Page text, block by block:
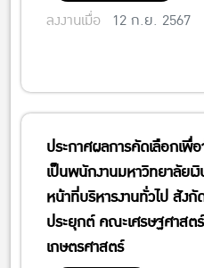
ลงงานเมื่อ 12 ก.ย. 2567
ประกาศผลการคัดเลือกเพื่
เป็นพนักงานมหาวิทยาลัยเ
หน้าที่บริหารงานทั่วไป สัง
ประยุกต์ คณะเศรษฐศาสต
เกษตรศาสตร์